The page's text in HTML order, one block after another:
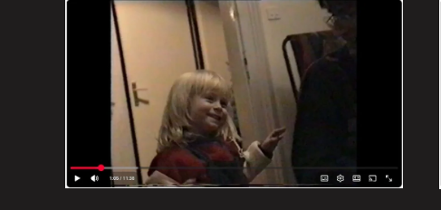
Compilation à partir de 1990.
Décembre 1997
VOIR LA COMPIL 11 MN 39 S